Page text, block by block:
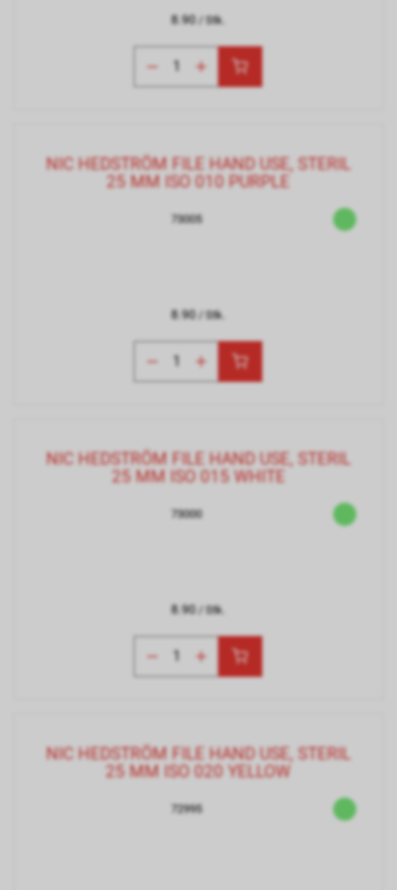
8.90/ Stk.
NIC HEDSTRÖM FILE HAND USE, STERIL
25 MM ISO 010 PURPLE
73005
8.90/ Stk.
NIC HEDSTRÖM FILE HAND USE, STERIL
25 MM ISO 015 WHITE
73000
8.90/ Stk.
NIC HEDSTRÖM FILE HAND USE, STERIL
25 MM ISO 020 YELLOW
72995